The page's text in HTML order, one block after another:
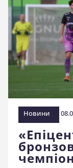
Новини